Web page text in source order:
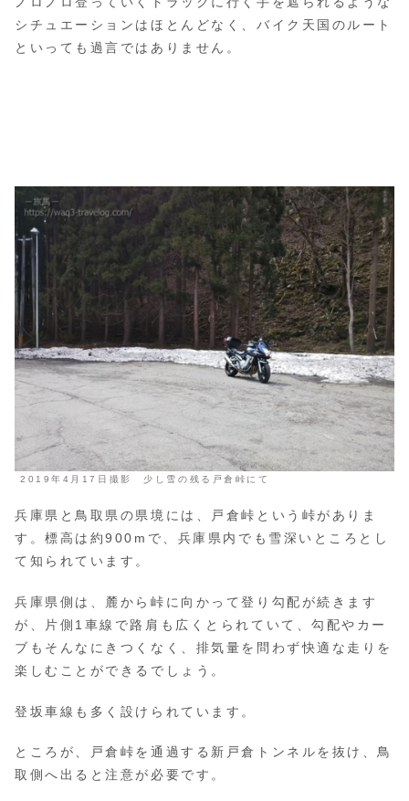
シチュエーションはほとんどなく、バイク天国のルート
といっても過言ではありません。
2019年4月17日撮影 少し雪の残る戸倉峠にて
兵庫県と鳥取県の県境には、戸倉峠という峠がありま
す。標高は約900mで、兵庫県内でも雪深いところとし
て知られています。
兵庫県側は、麓から峠に向かって登り勾配が続きます
が、片側1車線で路肩も広くとられていて、勾配やカー
ブもそんなにきつくなく、排気量を問わず快適な走りを
楽しむことができるでしょう。
登坂車線も多く設けられています。
ところが、戸倉峠を通過する新戸倉トンネルを抜け、鳥
取側へ出ると注意が必要です。